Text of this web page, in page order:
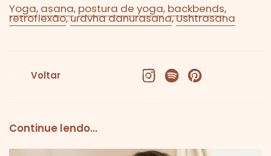
Yoga, asana, postura de yoga, backbends,
retroflexão,urdvha danurasana,Ushtrasana
Voltar FacebookX (Twitter)
Pinterest
Continue lendo...